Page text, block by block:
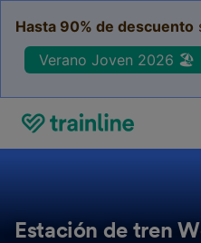
Hasta 90% de descuento
Verano Joven 2026 🏖️
Estación de tren